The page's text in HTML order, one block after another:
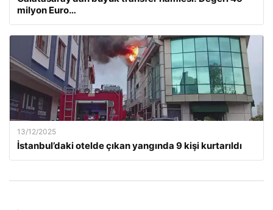
milyon Euro…
13/12/2025
İstanbul’daki otelde çıkan yangında 9 kişi kurtarıldı